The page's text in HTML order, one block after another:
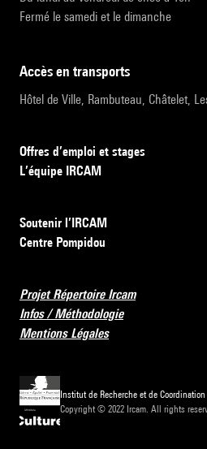
Fermé le samedi et le dimanche
accès en transports
Hôtel de Ville, Rambuteau, Châtelet,
Offres d’emploi et stages
L’équipe IRCAM
Soutenir l’IRCAM
Centre Pompidou
Projet Répertoire Ircam
Infos / Méthodologie
Mentions Légales
Institut de Recherche et de
Copyright © 2022 Ircam. All rights